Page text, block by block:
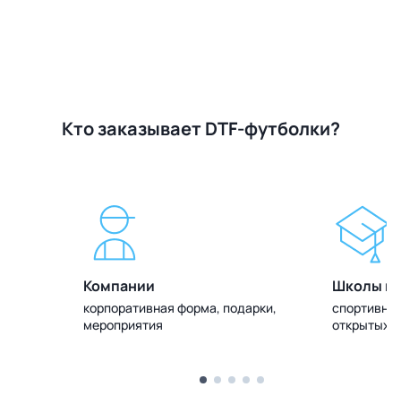
Кто заказывает DTF-футболки?
Компании
корпоративная форма, подарки,
мероприятия
Школы и
открытых